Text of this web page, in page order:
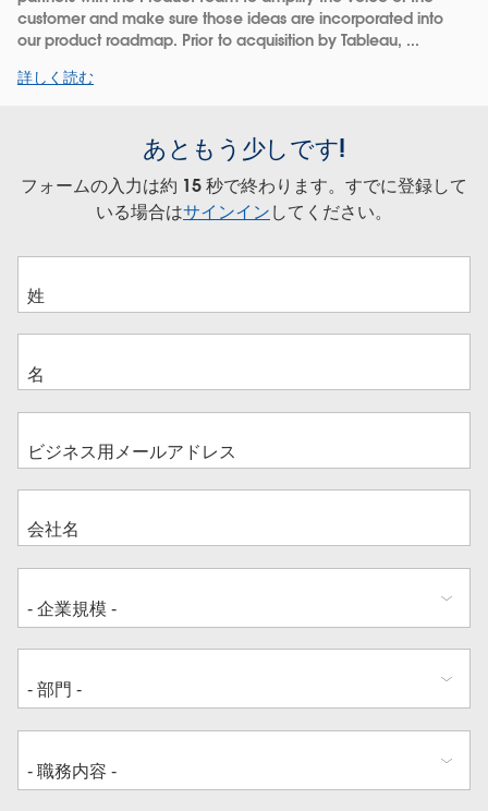
customer and make sure those ideas are incorporated into
our product roadmap. Prior to acquisition by Tableau, ...
詳しく読む
あともう少しです!
フォームの入力は約 15 秒で終わります。すでに登録して
いる場合はサインインしてください。